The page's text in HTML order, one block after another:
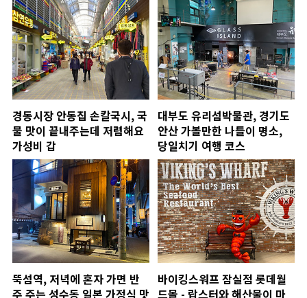
경동시장 안동집 손칼국시, 국
물 맛이 끝내주는데 저렴해요
가성비 갑
대부도 유리섬박물관, 경기도
안산 가볼만한 나들이 명소,
당일치기 여행 코스
뚝섬역, 저녁에 혼자 가면 반
주 주는 성수동 일본 가정식 맛
바이킹스워프 잠실점 롯데월
드몰 - 랍스터와 해산물이 마